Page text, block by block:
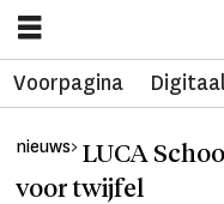
Voorpagina
nieuws> LUCA
voor twijfel